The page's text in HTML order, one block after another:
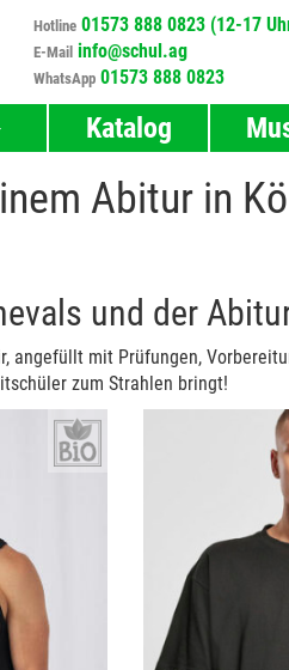
Hotline 01573 888 0823 (12-17
E-Mail info@schul.ag
WhatsApp 01573 888 0823
Katalog
Abitur in
und der
mit Prüfungen,
zum Strahlen bringt!